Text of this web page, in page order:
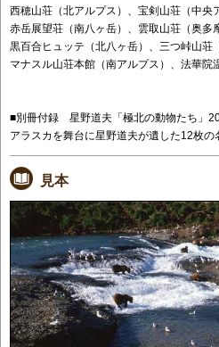
西穂山荘（北アルプス）、宝剣山荘（中央
赤岳展望荘（南八ヶ岳）、雲取山荘（奥多
黒百合ヒュッテ（北八ヶ岳）、三つ峠山荘
マナスル山荘本館（南アルプス）、法華院
■別冊付録 星野道夫「極北の動物たち」
アラスカを舞台に星野道夫が遺した12枚の
見本